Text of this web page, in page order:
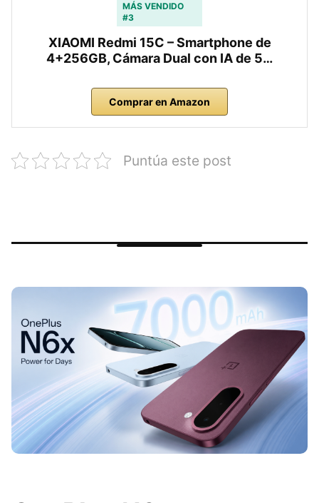
MÁS VENDIDO
#3
XIAOMI Redmi 15C – Smartphone de
4+256GB, Cámara Dual con IA de 5…
Comprar en Amazon
Puntúa este post